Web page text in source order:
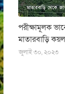
পরীক্ষামূলক
মাতারবাড়ি
জুলাই ৩০, ২০২৩